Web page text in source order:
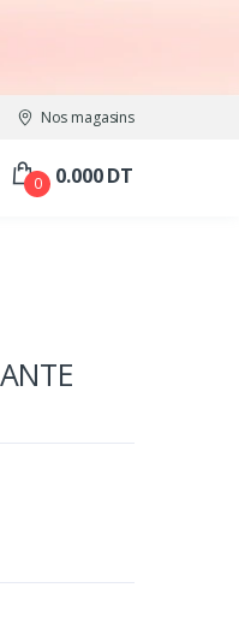
Nos magasins
0 0.000 DT